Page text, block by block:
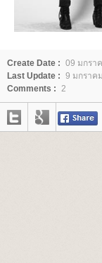
Create Date : 09 มกรา
Last Update : 9 มกราค
Comments : 2